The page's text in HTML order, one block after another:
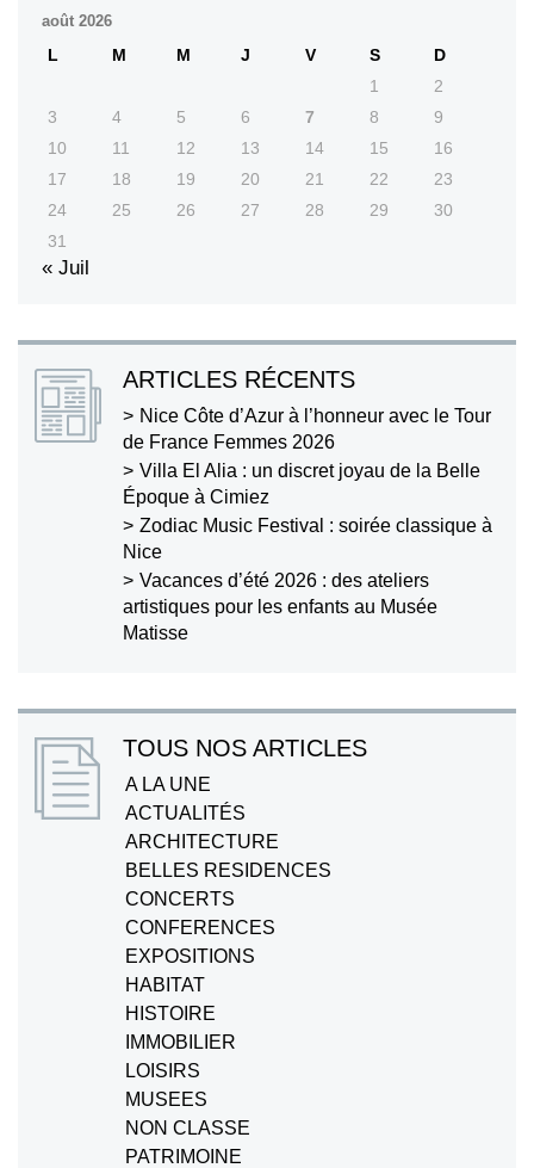
août 2026
L M M J V S
D
1
2
3
4 5 6 7 8
9
10
11 12 13 14 15
16
17
18 19 20 21 22
23
24
25 26 27 28 29
30
31
« Juil
ARTICLES RÉCENTS
Nice Côte d’Azur à l’honneur avec le Tour
de France Femmes 2026
Villa El Alia : un discret joyau de la Belle
Époque à Cimiez
Zodiac Music Festival : soirée classique à
Nice
Vacances d’été 2026 : des ateliers
artistiques pour les enfants au Musée
Matisse
TOUS NOS ARTICLES
A LA UNE
ACTUALITÉS
ARCHITECTURE
BELLES RESIDENCES
CONCERTS
CONFERENCES
EXPOSITIONS
HABITAT
HISTOIRE
IMMOBILIER
LOISIRS
MUSEES
NON CLASSE
PATRIMOINE